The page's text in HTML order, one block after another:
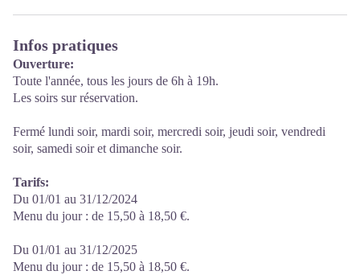
Infos pratiques
Ouverture:
Toute l'année, tous les jours de 6h à 19h.
Les soirs sur réservation.
Fermé lundi soir, mardi soir, mercredi soir, jeudi soir, vendredi
soir, samedi soir et dimanche soir.
Tarifs:
Du 01/01 au 31/12/2024
Menu du jour : de 15,50 à 18,50 €.
Du 01/01 au 31/12/2025
Menu du jour : de 15,50 à 18,50 €.